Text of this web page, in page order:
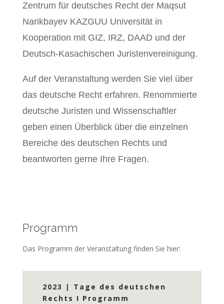
Zentrum für deutsches Recht der Maqsut
Narikbayev KAZGUU Universität in
Kooperation mit GIZ, IRZ, DAAD und der
Deutsch-Kasachischen Juristenvereinigung.
Auf der Veranstaltung werden Sie viel über
das deutsche Recht erfahren. Renommierte
deutsche Juristen und Wissenschaftler
geben einen Überblick über die einzelnen
Bereiche des deutschen Rechts und
beantworten gerne Ihre Fragen.
Programm
Das Programm der Veranstaltung finden Sie hier:
2023 | Tage des deutschen
Rechts I Programm